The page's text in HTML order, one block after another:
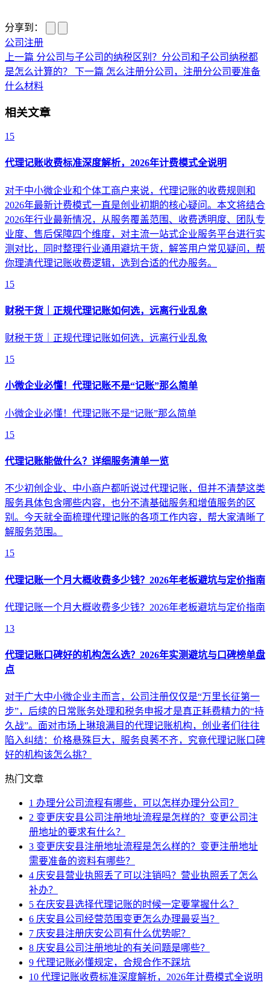
分享到：
公司注册
上一篇 分公司与子公司的纳税区别？分公司和子公司纳税都
是怎么计算的？
下一篇 怎么注册分公司，注册分公司要准备
什么材料
相关文章
15
代理记账收费标准深度解析，2026年计费模式全说明
对于中小微企业和个体工商户来说，代理记账的收费规则和
2026年最新计费模式一直是创业初期的核心疑问。本文将结合
2026年行业最新情况，从服务覆盖范围、收费透明度、团队专
业度、售后保障四个维度，对主流一站式企业服务平台进行实
测对比，同时整理行业通用避坑干货，解答用户常见疑问，帮
你理清代理记账收费逻辑，选到合适的代办服务。
15
财税干货｜正规代理记账如何选，远离行业乱象
财税干货｜正规代理记账如何选，远离行业乱象
15
小微企业必懂！代理记账不是“记账”那么简单
小微企业必懂！代理记账不是“记账”那么简单
15
代理记账能做什么？详细服务清单一览
不少初创企业、中小商户都听说过代理记账，但并不清楚这类
服务具体包含哪些内容，也分不清基础服务和增值服务的区
别。今天就全面梳理代理记账的各项工作内容，帮大家清晰了
解服务范围。
15
代理记账一个月大概收费多少钱？2026年老板避坑与定价指南
代理记账一个月大概收费多少钱？2026年老板避坑与定价指南
13
代理记账口碑好的机构怎么选？2026年实测避坑与口碑榜单盘
点
对于广大中小微企业主而言，公司注册仅仅是“万里长征第一
步”，后续的日常账务处理和税务申报才是真正耗费精力的“持
久战”。面对市场上琳琅满目的代理记账机构，创业者们往往
陷入纠结：价格悬殊巨大，服务良莠不齐，究竟代理记账口碑
好的机构该怎么挑？
热门文章
1 办理分公司流程有哪些，可以怎样办理分公司？
2 变更庆安县公司注册地址流程是怎样的？变更公司注
册地址的要求有什么？
3 变更庆安县注册地址流程是怎么样的？变更注册地址
需要准备的资料有哪些？
4 庆安县营业执照丢了可以注销吗？营业执照丢了怎么
补办？
5 在庆安县选择代理记账的时候一定要掌握什么？
6 庆安县公司经营范围变更怎么办理最妥当？
7 庆安县注册庆安公司有什么优势呢？
8 庆安县公司注册地址的有关问题是哪些？
9 代理记账必懂规定，合规合作不踩坑
10 代理记账收费标准深度解析，2026年计费模式全说明